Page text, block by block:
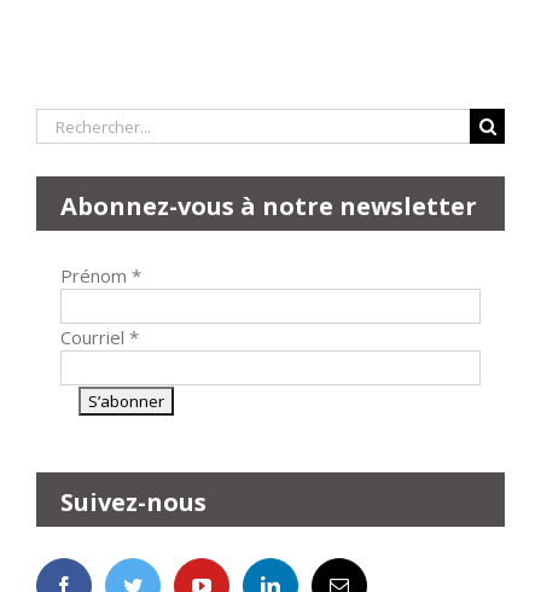
Rechercher:
Abonnez-vous à notre newsletter
Prénom *
Courriel *
Suivez-nous